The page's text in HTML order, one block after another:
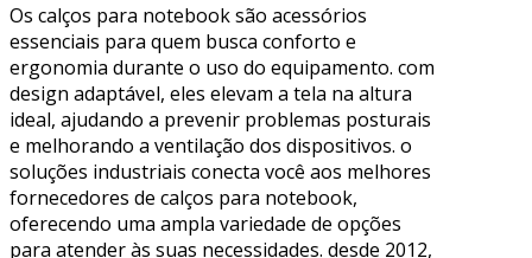
Os calços para notebook são acessórios
essenciais para quem busca conforto e
ergonomia durante o uso do equipamento. com
design adaptável, eles elevam a tela na altura
ideal, ajudando a prevenir problemas posturais
e melhorando a ventilação dos dispositivos. o
soluções industriais conecta você aos melhores
fornecedores de calços para notebook,
oferecendo uma ampla variedade de opções
para atender às suas necessidades. desde 2012,